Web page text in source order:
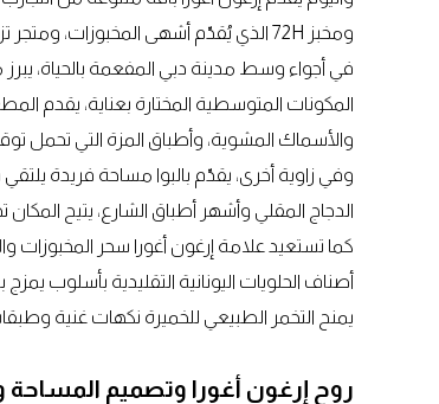
ومخبز 72H الذي يُقدّم أشهى المخبوزات، ومتجر تزينيرال للحلويات، بالإضافة إلى متجر إرغون أورجينالز الذي يوفّر المنتجات الأصيلة.
في أجواء وسط مدينة دبي المفعمة بالحياة،
المكونات المتوسطية المختارة بعناية، يقدم
والأسماك المشوية، وأطباق المزة التي تحمل
وفي زاوية أخرى، يقدّم بالبوا مساحة فريدة
الدجاج المقلي وأشهر أطباق الشارع، يتيح
كما تستعيد علامة إرغون أغورا سحر المخبوزات
يمنح التخمر الطبيعي للخميرة نكهات غنية
روح إرغون أغورا وتصميم المساحة